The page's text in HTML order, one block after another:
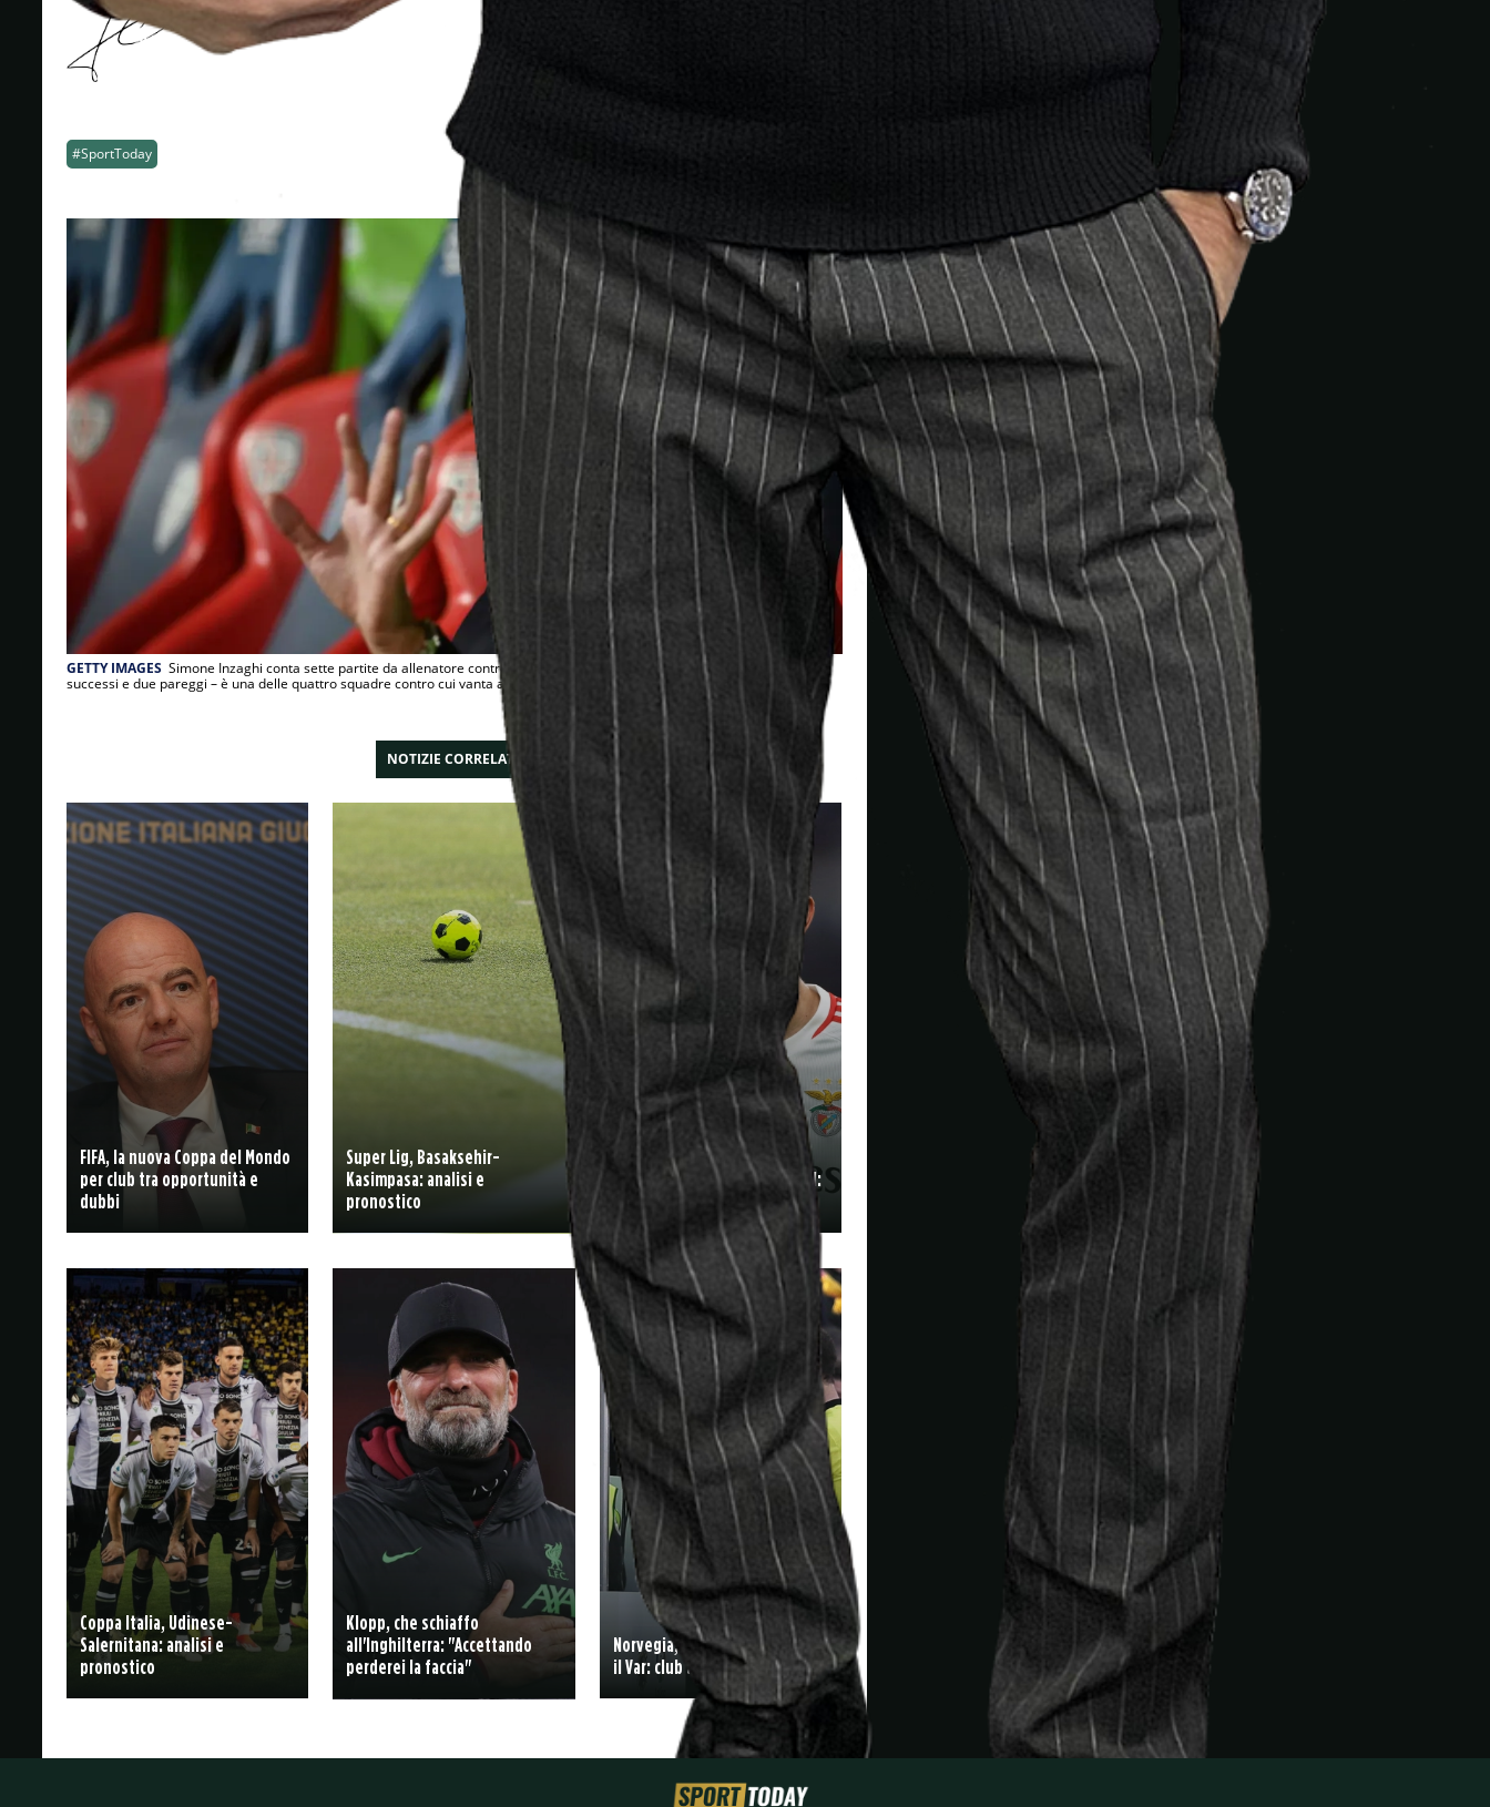
#SportToday
GETTY IMAGES Simone Inzaghi conta sette partite da allenatore contro il Cagliari in Serie A: per il tecnico della Lazio cinque
successi e due pareggi – è una delle quattro squadre contro cui vanta almeno sette partite ed è rimasto imbattuto.
NOTIZIE CORRELATE
FIFA, la nuova Coppa del Mondo
per club tra opportunità e
dubbi
Super Lig, Basaksehir-
Kasimpasa: analisi e
pronostico
Liga Portugal, Benfica-Estoril:
analisi e pronostico
Coppa Italia, Udinese-
Salernitana: analisi e
pronostico
Klopp, che schiaffo
all'Inghilterra: "Accettando
perderei la faccia"
Norvegia, tifosi ancora contro
il Var: club al voto per abolirlo